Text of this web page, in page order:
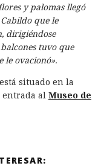
y palomas llegó
que le
dirigiéndose
tuvo que
le ovacionó».
situado en la
entrada al Museo de